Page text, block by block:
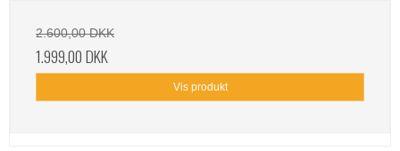
2.600,00 DKK
1.999,00 DKK
Vis produkt